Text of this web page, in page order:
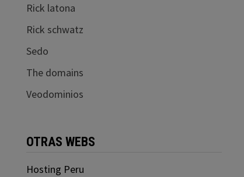
Rick latona
Rick schwatz
Sedo
The domains
Veodominios
OTRAS WEBS
Hosting Peru